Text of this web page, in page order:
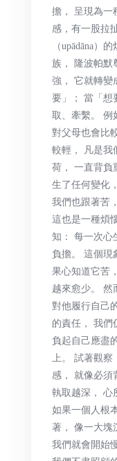
擔， 呈現為
感，有一股拉
（upādāna）的煩惱。 這種煩惱
族， 隆波帕默
強， 它就轉變
要」； 當「想
取、牽繫。 例如，我們對伴侶的牽繫比較深，
對父母也會比
較輕， 凡是我
荷， 一直背負重擔，
生了任何變化
我們也跟著苦
這也是一種煩惱。 我們必須訓練觀照
知： 每一次心
負擔。 這個現
果心知道它苦
越來愈少。 然而執取減少， 並不表示我們不再
對他履行自己
的責任， 我們
負起自己應盡
上。 試著觀察， 有牽繫、負擔， 心就有沉重
感， 就像必須背負
執取越深， 心
如果一個人根
著， 像一大塊
我們就會開始慢慢鬆